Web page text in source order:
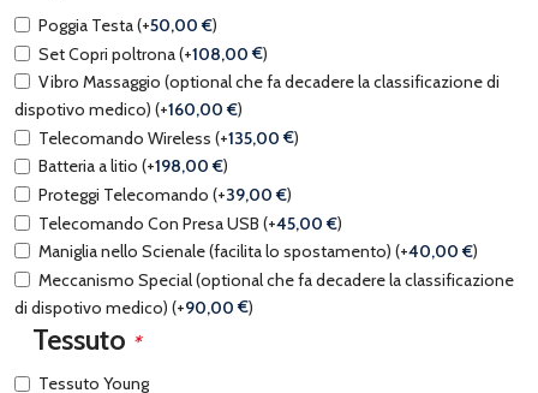
Poggia Testa(+50,00€)
Set Copri poltrona(+108,00€)
Vibro Massaggio (optional che fa decadere la classificazione di
dispotivo medico) (+160,00€)
Telecomando Wireless (+135,00€)
Batteria a litio (+198,00€)
Proteggi Telecomando (+39,00€)
Telecomando Con Presa USB (+45,00€)
Maniglia nello Scienale (facilita lo spostamento) (+40,00€)
Meccanismo Special (optional che fa decadere la classificazione
di dispotivo medico) (+90,00€)
Tessuto *
Tessuto Young